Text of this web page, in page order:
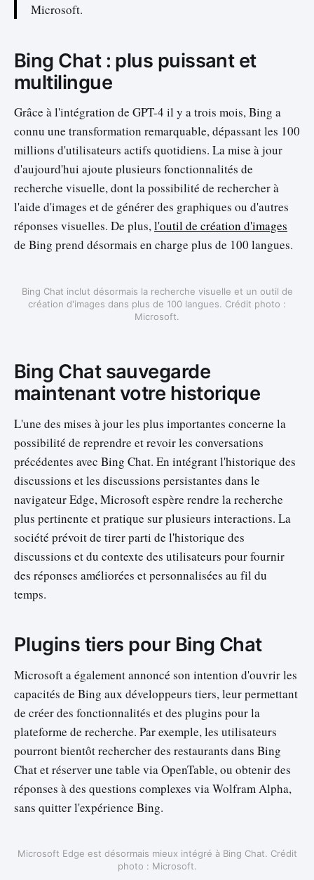
Microsoft.
Bing Chat : plus puissant et
multilingue
Grâce à l'intégration de GPT-4 il y a trois mois, Bing a
connu une transformation remarquable, dépassant les 100
millions d'utilisateurs actifs quotidiens. La mise à jour
d'aujourd'hui ajoute plusieurs fonctionnalités de
recherche visuelle, dont la possibilité de rechercher à
l'aide d'images et de générer des graphiques ou d'autres
réponses visuelles. De plus,l'outil de création d'images
de Bing prend désormais en charge plus de 100 langues.
Bing Chat inclut désormais la recherche visuelle et un outil de
création d'images dans plus de 100 langues. Crédit photo :
Microsoft.
Bing Chat sauvegarde
maintenant votre historique
L'une des mises à jour les plus importantes concerne la
possibilité de reprendre et revoir les conversations
précédentes avec Bing Chat. En intégrant l'historique des
discussions et les discussions persistantes dans le
navigateur Edge, Microsoft espère rendre la recherche
plus pertinente et pratique sur plusieurs interactions. La
société prévoit de tirer parti de l'historique des
discussions et du contexte des utilisateurs pour fournir
des réponses améliorées et personnalisées au fil du
temps.
Plugins tiers pour Bing Chat
Microsoft a également annoncé son intention d'ouvrir les
capacités de Bing aux développeurs tiers, leur permettant
de créer des fonctionnalités et des plugins pour la
plateforme de recherche. Par exemple, les utilisateurs
pourront bientôt rechercher des restaurants dans Bing
Chat et réserver une table via OpenTable, ou obtenir des
réponses à des questions complexes via Wolfram Alpha,
sans quitter l'expérience Bing.
Microsoft Edge est désormais mieux intégré à Bing Chat. Crédit
photo : Microsoft.